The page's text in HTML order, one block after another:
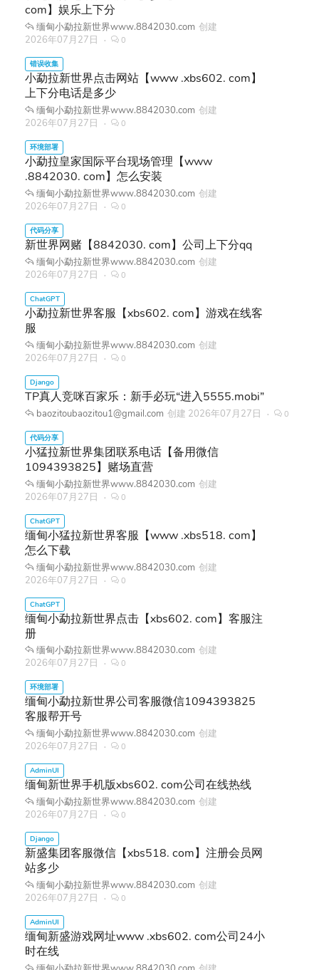
com】娱乐上下分
缅甸小勐拉新世界www.8842030.com 创建
2026年07月27日
0
小勐拉新世界点击网站【www .xbs602. com】
上下分电话是多少
缅甸小勐拉新世界www.8842030.com 创建
2026年07月27日
0
小勐拉皇家国际平台现场管理【www
.8842030. com】怎么安装
缅甸小勐拉新世界www.8842030.com 创建
2026年07月27日
0
新世界网赌【8842030. com】公司上下分qq
缅甸小勐拉新世界www.8842030.com 创建
2026年07月27日
0
小勐拉新世界客服【xbs602. com】游戏在线客
服
缅甸小勐拉新世界www.8842030.com 创建
2026年07月27日
0
TP真人竞咪百家乐：新手必玩“进入5555.mobi”
baozitoubaozitou1@gmail.com 创建 2026年07月27日 0
小猛拉新世界集团联系电话【备用微信
1094393825】赌场直营
缅甸小勐拉新世界www.8842030.com 创建
2026年07月27日
0
缅甸小猛拉新世界客服【www .xbs518. com】
怎么下载
缅甸小勐拉新世界www.8842030.com 创建
2026年07月27日
0
缅甸小勐拉新世界点击【xbs602. com】客服注
册
缅甸小勐拉新世界www.8842030.com 创建
2026年07月27日
0
缅甸小勐拉新世界公司客服微信1094393825
客服帮开号
缅甸小勐拉新世界www.8842030.com 创建
2026年07月27日
0
缅甸新世界手机版xbs602. com公司在线热线
缅甸小勐拉新世界www.8842030.com 创建
2026年07月27日
0
新盛集团客服微信【xbs518. com】注册会员网
站多少
缅甸小勐拉新世界www.8842030.com 创建
2026年07月27日
0
缅甸新盛游戏网址www .xbs602. com公司24小
时在线